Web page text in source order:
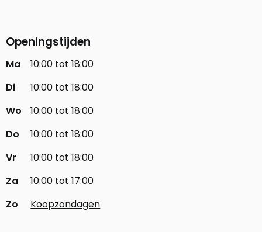
Openingstijden
Ma
10:00 tot 18:00
Di
10:00 tot 18:00
Wo
10:00 tot 18:00
Do
10:00 tot 18:00
Vr
10:00 tot 18:00
Za
10:00 tot 17:00
Zo
Koopzondagen